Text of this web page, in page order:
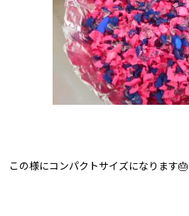
この様にコンパクトサイズになります🎂